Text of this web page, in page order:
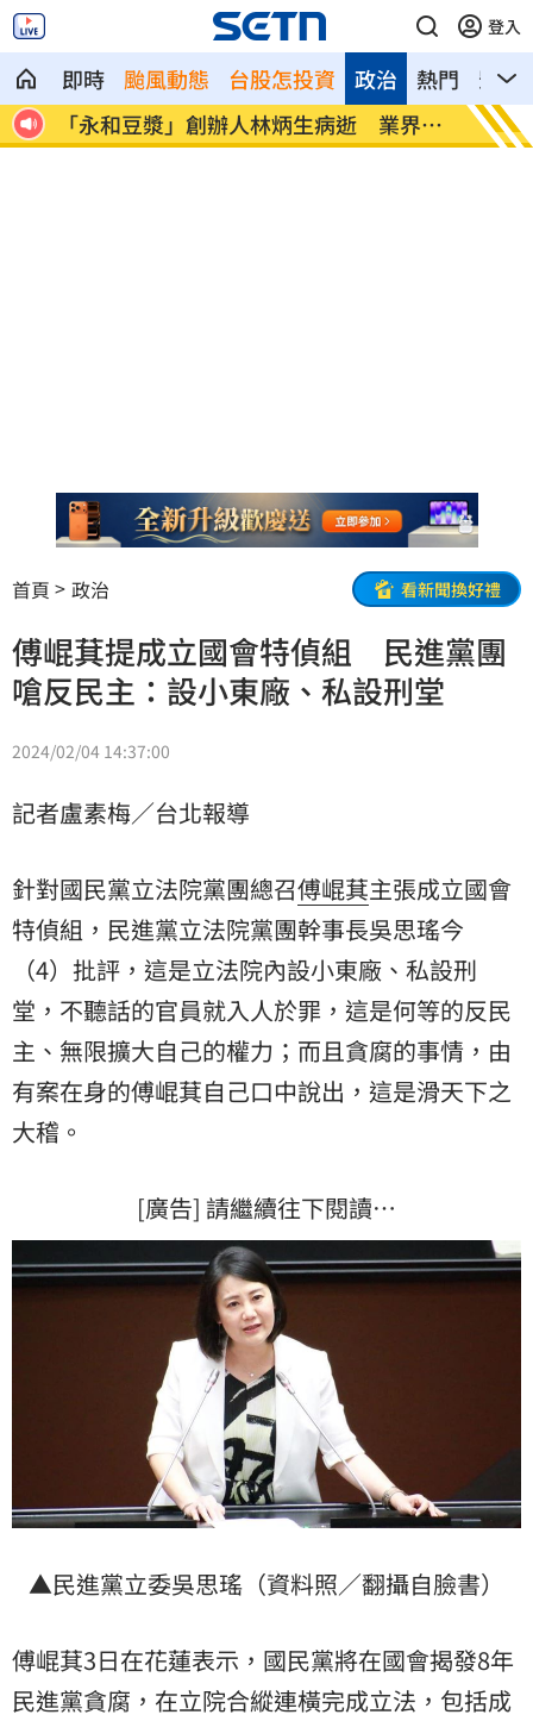
登入
即時 颱風動態 台股怎投資 熱門 影音
政治
追
男星爆半年驗一次性病 曝等待結果超忐
忑
佐藤
停
首頁 政治 看新聞換好禮
傅崐萁提成立國會特偵組 民進黨團
嗆反民主：設小東廠、私設刑堂
2024/02/04 14:37:00
記者盧素梅／台北報導
針對國民黨立法院黨團總召傅崐萁主張成立國會
特偵組 ，民進黨立法院黨團幹事長吳思瑤今
（4）批評，這是立法院內設小東廠、私設刑
堂，不聽話的官員就入人於罪，這是何等的反民
主、無限擴大自己的權力；而且貪腐的事情，由
有案在身的傅崐萁自己口中說出，這是滑天下之
大稽。
[廣告] 請繼續往下閱讀…
▲民進黨立委吳思瑤（資料照／翻攝自臉書）
傅崐萁3日在花蓮表示，國民黨將在國會揭發8年
民進黨貪腐，在立院合縱連橫完成立法，包括成